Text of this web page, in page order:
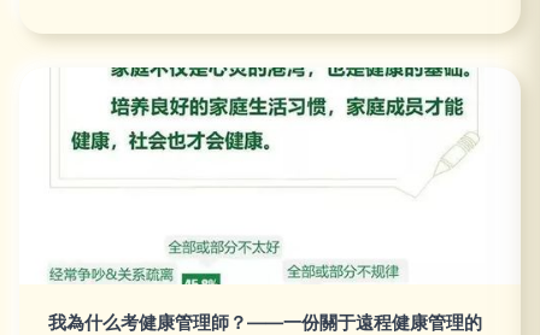
我為什么考健康管理師？——一份關于遠程健康管理的